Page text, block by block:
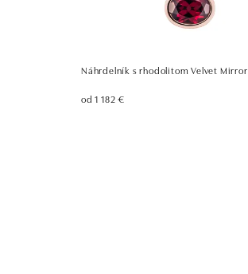
Náhrdelník s rhodolitom Velvet Mirror
od 1 182 €